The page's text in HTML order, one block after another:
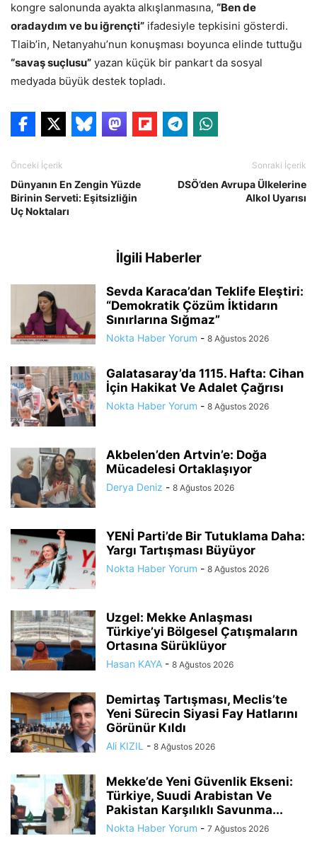
kongre salonunda ayakta alkışlanmasına, “Ben de
oradaydım ve bu iğrençti” ifadesiyle tepkisini gösterdi.
Tlaib’in, Netanyahu’nun konuşması boyunca elinde tuttuğu
“savaş suçlusu” yazan küçük bir pankart da sosyal
medyada büyük destek topladı.
Önceki İçerik
Dünyanın En Zengin Yüzde
Birinin Serveti: Eşitsizliğin
Uç Noktaları
Sonraki İçerik
DSÖ’den Avrupa Ülkelerine
Alkol Uyarısı
İlgili Haberler
Sevda Karaca’dan Teklife Eleştiri:
“Demokratik Çözüm İktidarın
Sınırlarına Sığmaz”
Nokta Haber Yorum - 8 Ağustos 2026
Galatasaray’da 1115. Hafta: Cihan
İçin Hakikat Ve Adalet Çağrısı
Nokta Haber Yorum - 8 Ağustos 2026
Akbelen’den Artvin’e: Doğa
Mücadelesi Ortaklaşıyor
Derya Deniz - 8 Ağustos 2026
YENİ Parti’de Bir Tutuklama Daha:
Yargı Tartışması Büyüyor
Nokta Haber Yorum - 8 Ağustos 2026
Uzgel: Mekke Anlaşması
Türkiye’yi Bölgesel Çatışmaların
Ortasına Sürüklüyor
Hasan KAYA - 8 Ağustos 2026
Demirtaş Tartışması, Meclis’te
Yeni Sürecin Siyasi Fay Hatlarını
Görünür Kıldı
Ali KIZIL - 8 Ağustos 2026
Mekke’de Yeni Güvenlik Ekseni:
Türkiye, Suudi Arabistan Ve
Pakistan Karşılıklı Savunma...
Nokta Haber Yorum - 7 Ağustos 2026